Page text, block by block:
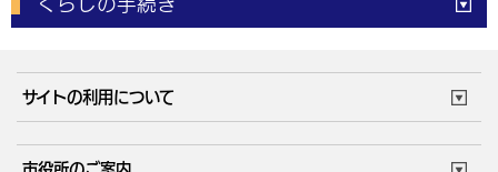
体育施設予約状況 ご意見・ご要望
くらしの手続き
成人・仕事
住まい・引越 ごみ・環境
サイトの利用について